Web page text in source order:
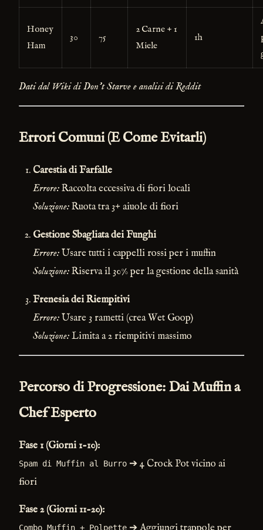
Honey
Ham
30 75
2 Carne + 1
Miele
1h
Dati dal Wiki di Don't Starve e analisi di Reddit
Errori Comuni (E Come Evitarli)
Carestia di Farfalle
Errore:Raccolta eccessiva di fiori locali
Soluzione:Ruota tra 3+ aiuole di fiori
Gestione Sbagliata dei Funghi
Errore:Usare tutti i cappelli rossi per i muffin
Soluzione:Riserva il 30% per la gestione della sanità
Frenesia dei Riempitivi
Errore:Usare 3 rametti (crea Wet Goop)
Soluzione:Limita a 2 riempitivi massimo
Percorso di Progressione: Dai Muffin a
Chef Esperto
Fase 1 (Giorni 1-10):
Spam di Muffin al Burro ➔ 4 Crock Pot vicino ai
fiori
Fase 2 (Giorni 11-20):
Combo Muffin + Polpette